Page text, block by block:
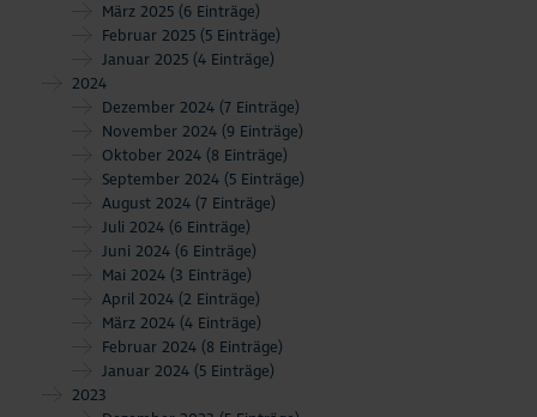
März 2025 (6 Einträge)
Februar 2025 (5 Einträge)
Januar 2025 (4 Einträge)
2024
Dezember 2024 (7 Einträge)
November 2024 (9 Einträge)
Oktober 2024 (8 Einträge)
September 2024 (5 Einträge)
August 2024 (7 Einträge)
Juli 2024 (6 Einträge)
Juni 2024 (6 Einträge)
Mai 2024 (3 Einträge)
April 2024 (2 Einträge)
März 2024 (4 Einträge)
Februar 2024 (8 Einträge)
Januar 2024 (5 Einträge)
2023